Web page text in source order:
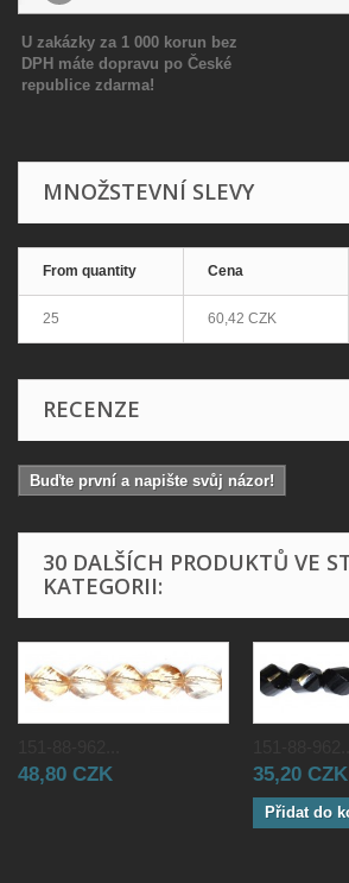
U zakázky za 1 000 korun bez
DPH máte dopravu po České
republice zdarma!
MNOŽSTEVNÍ SLEVY
From quantity Cena
25 60,42 CZK
RECENZE
Buďte první a napište svůj názor!
30 DALŠÍCH PRODUKTŮ VE
KATEGORII:
48,80 CZK 35,20 CZK
Přidat do